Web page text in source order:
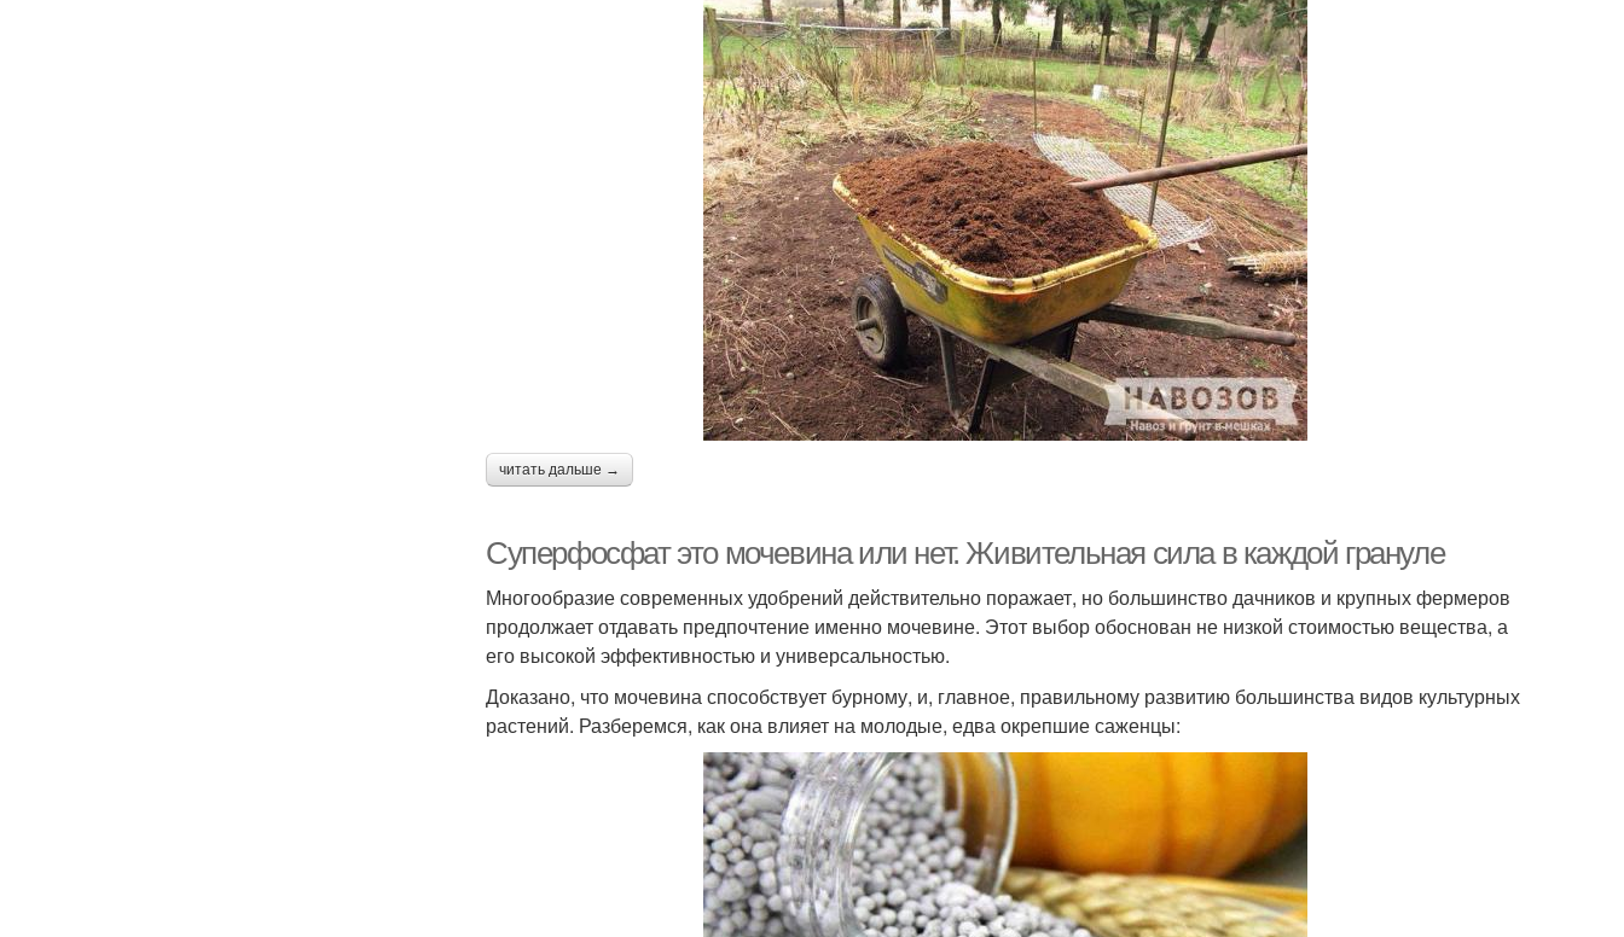
читать дальше →
Суперфосфат это мочевина или нет. Живительная сила в каждой грануле
Многообразие современных удобрений действительно поражает, но большинство дачников и крупных фермеров
продолжает отдавать предпочтение именно мочевине. Этот выбор обоснован не низкой стоимостью вещества, а
его высокой эффективностью и универсальностью.
Доказано, что мочевина способствует бурному, и, главное, правильному развитию большинства видов культурных
растений. Разберемся, как она влияет на молодые, едва окрепшие саженцы: